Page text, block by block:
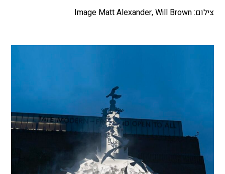
צילום: Image Matt Alexander, Will Brown